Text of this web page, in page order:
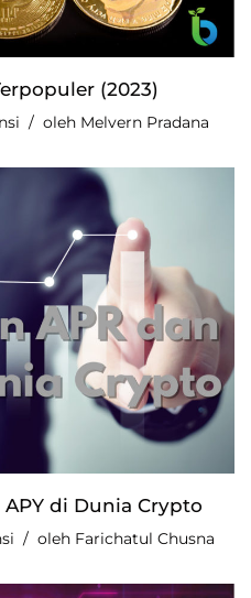
(2023)
oleh Melvern Pradana
di Dunia Crypto
oleh Farichatul Chusna